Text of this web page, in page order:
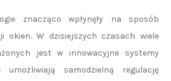
znacząco wpłynęły na sposób
okien. W dzisiejszych czasach wiele
jest w innowacyjne systemy
umożliwiają samodzielną regulację